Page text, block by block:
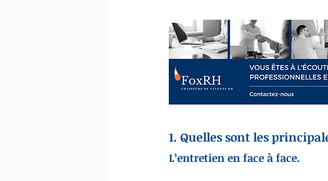
1. Quelles sont les
L’entretien en face à face.